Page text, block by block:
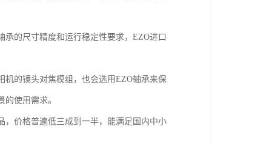
的尺寸精度和运行稳定性要求，EZO进口
机的镜头对焦模组，也会选用EZO轴承来保
使用需求。
，价格普遍低三成到一半，能满足国内中小